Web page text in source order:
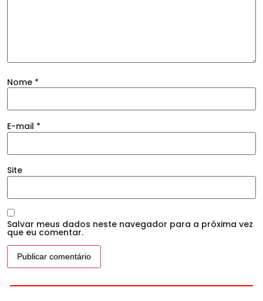
Nome *
E-mail *
Site
Salvar meus dados neste navegador para a próxima vez
que eu comentar.